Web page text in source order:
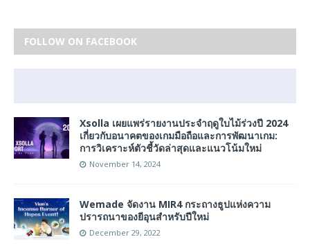
FOLLOW ON FACEBOOK
Xsolla เผยแพร่รายงานประจำฤดูใบไม้ร่วงปี 2024
เกี่ยวกับอนาคตของเกมมือถือและการพัฒนาเกม:
การวิเคราะห์ตัวชี้วัดล่าสุดและแนวโน้มใหม่
November 14, 2024
Wemade จัดงาน MIR4 กระถางธูปแห่งความ
ปรารถนาของยีอุนสำหรับปีใหม่
December 29, 2022